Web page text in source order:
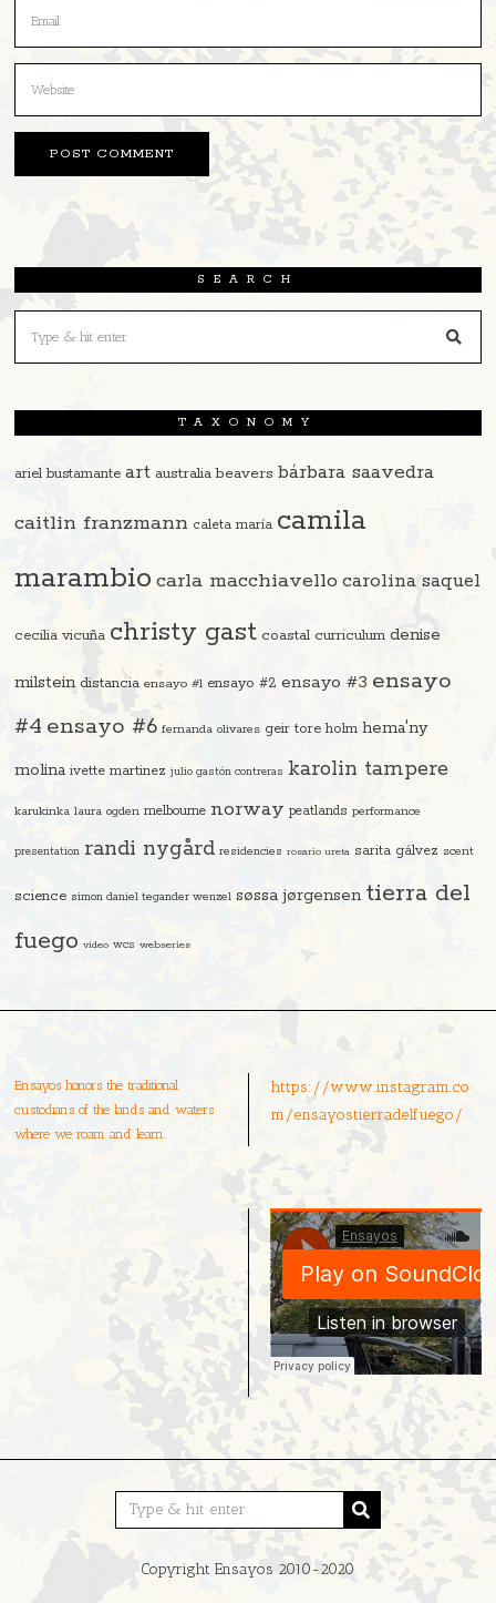
SEARCH
TAXONOMY
ariel bustamante art australia beavers bárbara saavedra
caitlin franzmann caleta maría camila
marambio carla macchiavello carolina saquel
cecilia vicuña christy gast coastal curriculum denise
milstein distancia ensayo #1 ensayo #2 ensayo #3 ensayo
#4 ensayo #6 fernanda olivares geir tore holm hema'ny
molina ivette martinez julio gastón contreras karolin tampere
karukinka laura ogden melbourne norway peatlands performance
presentation randi nygård residencies rosario ureta sarita gálvez scent
science simon daniel tegander wenzel søssa jørgensen tierra del
fuego video wcs webseries
Ensayos honors the traditional
custodians of the lands and waters
where we roam and learn.
https://www.instagram.co
m/ensayostierradelfuego/
Copyright Ensayos 2010-2020